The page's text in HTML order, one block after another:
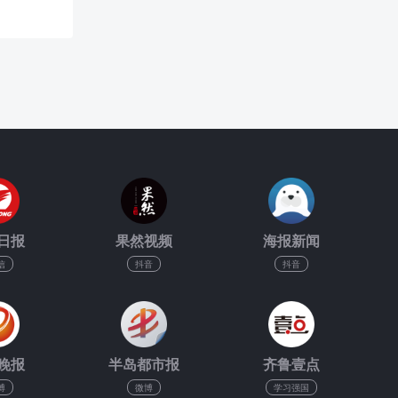
报 果然视频
抖音
海报新闻
抖音
报 半岛都市报
微博
齐鲁壹点
学习强国